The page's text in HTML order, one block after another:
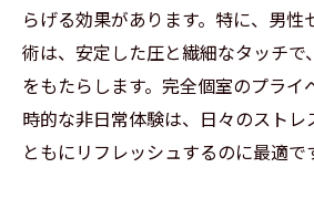
らげる効果があります。特に、男性
術は、安定した圧と繊細なタッチで
をもたらします。完全個室のプライ
時的な非日常体験は、日々のスト
ともにリフレッシュするのに最適で